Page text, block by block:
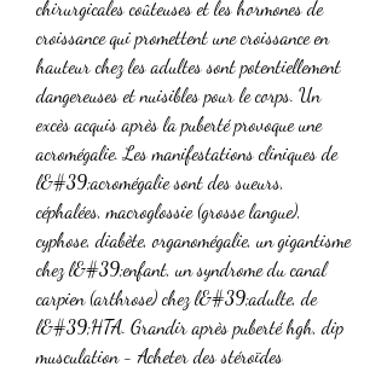
chirurgicales coûteuses et les hormones de
croissance qui promettent une croissance en
hauteur chez les adultes sont potentiellement
dangereuses et nuisibles pour le corps. Un
excès acquis après la puberté provoque une
acromégalie. Les manifestations cliniques de
l&#39;acromégalie sont des sueurs,
céphalées, macroglossie (grosse langue),
cyphose, diabète, organomégalie, un gigantisme
chez l&#39;enfant, un syndrome du canal
carpien (arthrose) chez l&#39;adulte, de
l&#39;HTA. Grandir après puberté hgh, dip
musculation - Acheter des stéroïdes